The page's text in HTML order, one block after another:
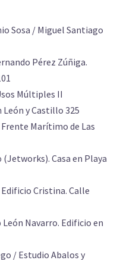
Sosa / Miguel Santiago
Pérez Zúñiga.
Múltiples II
León y Castillo 325
Marítimo de Las
Casa en Playa
Cristina. Calle
Navarro. Edificio en
/ Estudio Abalos y